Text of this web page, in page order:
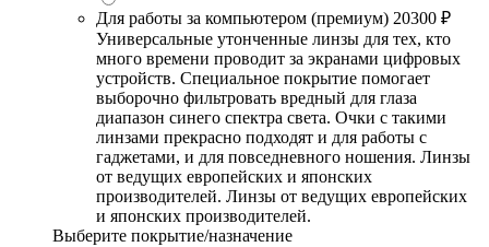
Для работы за компьютером (премиум) 20300 ₽
Универсальные утонченные линзы для тех, кто
много времени проводит за экранами цифровых
устройств. Специальное покрытие помогает
выборочно фильтровать вредный для глаза
диапазон синего спектра света. Очки с такими
линзами прекрасно подходят и для работы с
гаджетами, и для повседневного ношения. Линзы
от ведущих европейских и японских
производителей. Линзы от ведущих европейских
и японских производителей.
Выберите покрытие/назначение